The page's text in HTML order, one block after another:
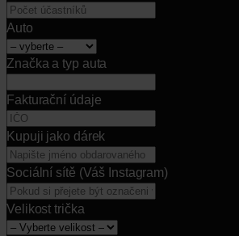
Auto
Značka a typ auta
Fakturační údaje
Kupuji jako dárek
Sociální sítě (Váš Instagram)
Velikost trička